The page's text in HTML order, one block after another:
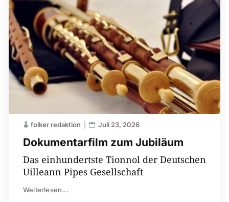
Dokumentarfilm zum Jubiläum
folker redaktion Juli 23, 2026
Das einhundertste Tionnol der Deutschen
Uilleann Pipes Gesellschaft
Weiterlesen...